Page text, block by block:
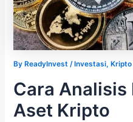
By ReadyInvest/ Investasi, Kripto
Cara Analisis
Aset Kripto